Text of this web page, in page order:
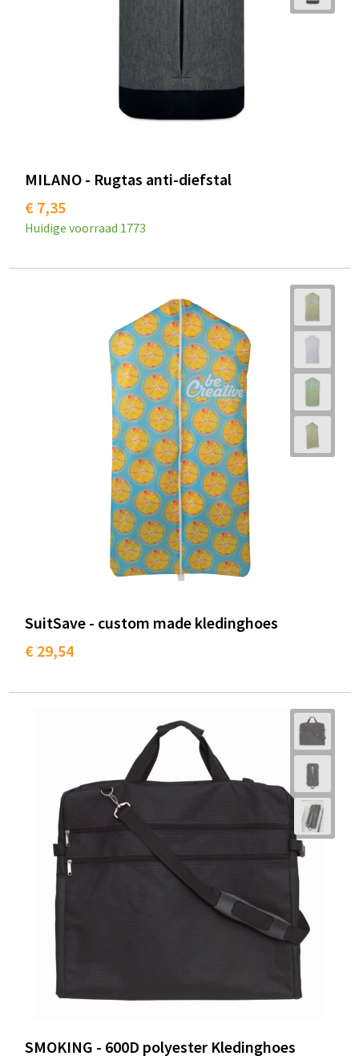
MILANO - Rugtas anti-diefstal
€ 7,35
Huidige voorraad 1773
SuitSave - custom made kledinghoes
€ 29,54
SMOKING - 600D polyester Kledinghoes